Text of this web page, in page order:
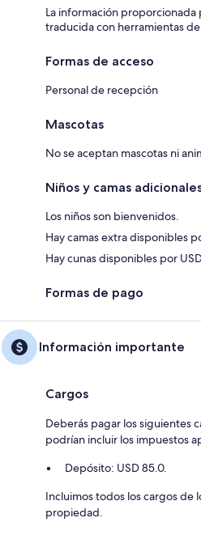
La información
traducida con herramientas
Formas de acceso
Personal de recepción
Mascotas
No se aceptan mascotas ni
Niños y camas
Los niños son bienvenidos.
Hay camas extra disponibles
Hay cunas disponibles por
Formas de pago
Información importante
Cargos
Deberás pagar los siguientes
podrían incluir los impuestos
Depósito: USD 85.0.
Incluimos todos los cargos de
propiedad.